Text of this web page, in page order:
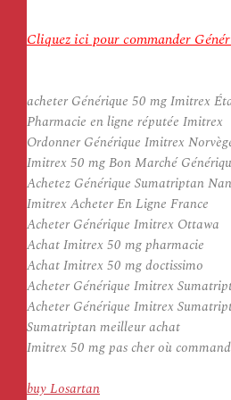
Cliquez ici pour commander
acheter Générique 50 mg Imitrex
Pharmacie en ligne réputée Imitrex
Ordonner Générique Imitrex
Imitrex 50 mg Bon Marché
Achetez Générique Sumatriptan
Imitrex Acheter En Ligne France
Acheter Générique Imitrex Ottawa
Achat Imitrex 50 mg pharmacie
Achat Imitrex 50 mg doctissimo
Acheter Générique Imitrex
Acheter Générique Imitrex
Sumatriptan meilleur achat
Imitrex 50 mg pas cher où
buy Losartan